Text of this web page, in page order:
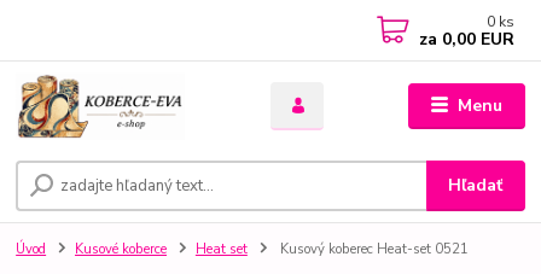
Menu
Hľadať
0 ks
za 0,00 EUR
Úvod Kusové koberce Heat set Kusový koberec Heat-set 0521